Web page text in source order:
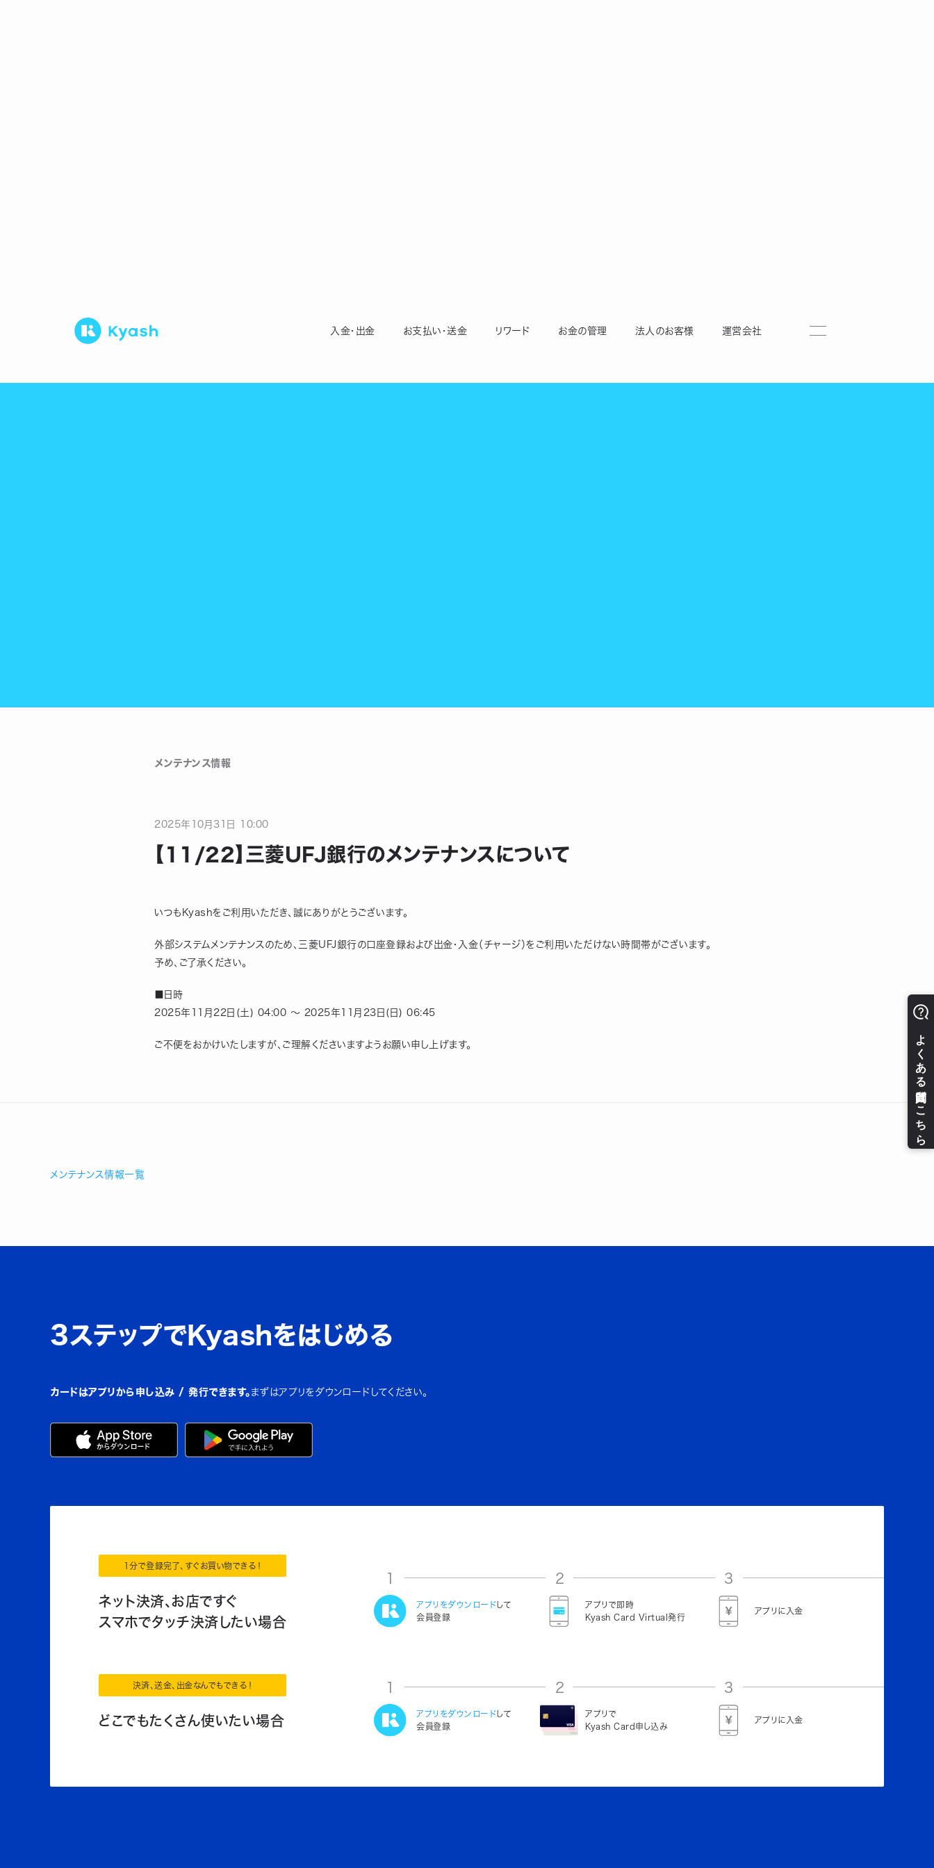
入金・出金 お支払い・送金 リワード お金の管理 法人のお客様 運営会社
メンテナンス情報
2025年 10月 31 日 10:00
【11/22】三菱UFJ銀行のメンテナンスについて
いつもKyashをご利用いただき、誠にありがとうございます。
外部システムメンテナンスのため、三菱UFJ銀行の口座登録および出金・入金（チャージ）をご利用いただけない時間帯がございます。
予め、ご了承ください。
■日時
2025年11月22日(土) 04:00 ～ 2025年11月23日(日) 06:45
ご不便をおかけいたしますが、ご理解くださいますようお願い申し上げます。
メンテナンス情報一覧
3ステップでKyashをはじめる
カードはアプリから申し込み / 発行できます。 まずはアプリをダウンロードしてください。
1分で登録完了、すぐお買い物できる！
ネット決済、お店ですぐ
スマホでタッチ決済したい場合
1
アプリをダウンロード して
会員登録
2
アプリで即時
Kyash Card Virtual発行
3
アプリに入金
決済、送金、出金なんでもできる！
どこでもたくさん使いたい場合
1
アプリをダウンロード して
会員登録
2
アプリで
Kyash Card申し込み
3
アプリに入金